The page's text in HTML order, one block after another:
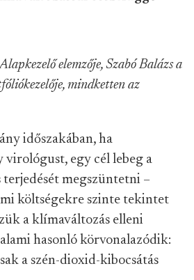
elemzője, Szabó Balázs a
mindketten az
időszakában, ha
egy cél lebeg a
terjedését megszüntetni –
költségekre szinte tekintet
a klímaváltozás elleni
hasonló körvonalazódik:
a szén-dioxid-kibocsátás